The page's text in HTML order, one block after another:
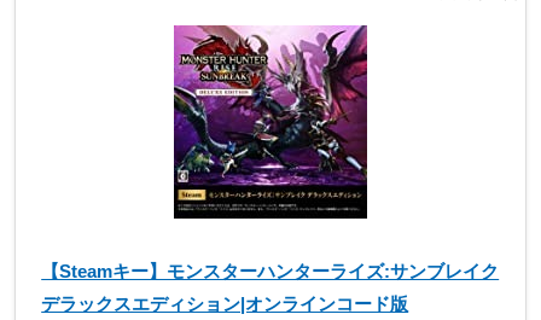
【Steamキー】モンスターハンターライズ:サンブレイク
デラックスエディション|オンラインコード版